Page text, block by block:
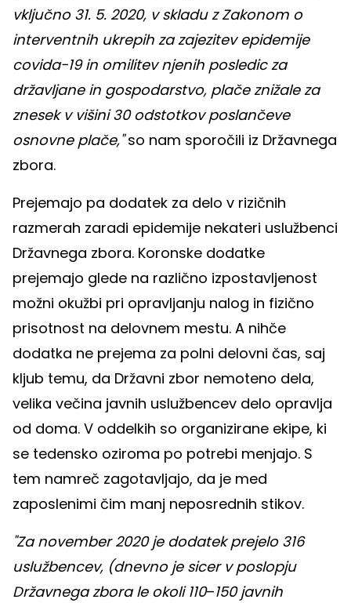
vključno 31. 5. 2020, v skladu z Zakonom o
interventnih ukrepih za zajezitev epidemije
covida-19 in omilitev njenih posledic za
državljane in gospodarstvo, plače znižale za
znesek v višini 30 odstotkov poslančeve
osnovne plače,"so nam sporočili iz Državnega
zbora.
Prejemajo pa dodatek za delo v rizičnih
razmerah zaradi epidemije nekateri uslužbenci
Državnega zbora. Koronske dodatke
prejemajo glede na različno izpostavljenost
možni okužbi pri opravljanju nalog in fizično
prisotnost na delovnem mestu. A nihče
dodatka ne prejema za polni delovni čas, saj
kljub temu, da Državni zbor nemoteno dela,
velika večina javnih uslužbencev delo opravlja
od doma. V oddelkih so organizirane ekipe, ki
se tedensko oziroma po potrebi menjajo. S
tem namreč zagotavljajo, da je med
zaposlenimi čim manj neposrednih stikov.
"Za november 2020 je dodatek prejelo 316
uslužbencev, (dnevno je sicer v poslopju
Državnega zbora le okoli 110–150 javnih